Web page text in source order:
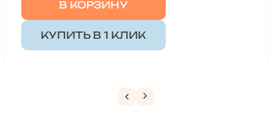
В КОРЗИНУ
КУПИТЬ В 1 КЛИК